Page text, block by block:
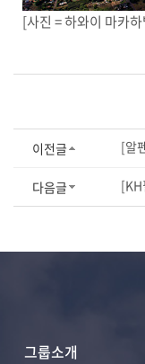
[사진 = 하와이 마카
이전글
다음글
그룹소개